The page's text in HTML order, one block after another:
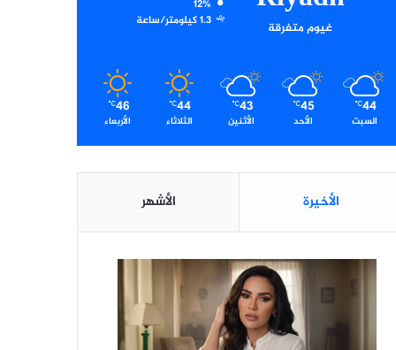
غيوم متفرقة
12%
1.3 كيلومتر/ساعة
44
℃
السبت
45
℃
الأحد
43
℃
الأثنين
44
℃
الثلاثاء
46
℃
الأربعاء
الأخيرة الأشهر